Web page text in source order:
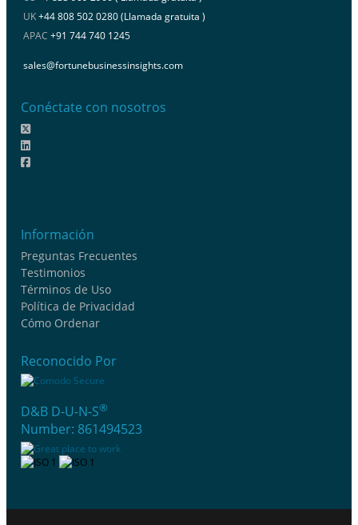
UK+44 808 502 0280 (Llamada gratuita )
APAC +91 744 740 1245
sales@fortunebusinessinsights.com
Conéctate con nosotros
Información
Preguntas Frecuentes
Testimonios
Términos de Uso
Política de Privacidad
Cómo Ordenar
Reconocido Por
D&B D-U-N-S®
Number: 861494523